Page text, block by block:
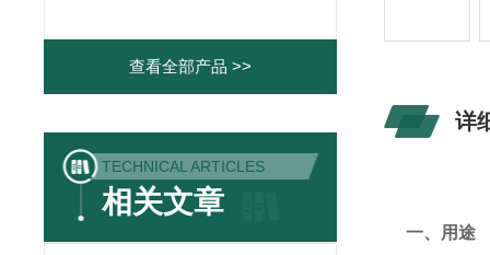
查看全部产品 >>
TECHNICAL ARTICLES
相关文章
详
一、用途